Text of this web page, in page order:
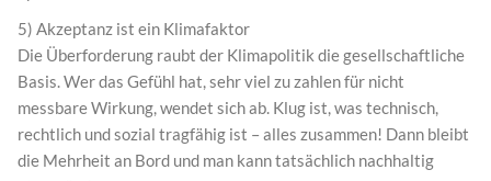
5) Akzeptanz ist ein Klimafaktor
Die Überforderung raubt der Klimapolitik die gesellschaftliche
Basis. Wer das Gefühl hat, sehr viel zu zahlen für nicht
messbare Wirkung, wendet sich ab. Klug ist, was technisch,
rechtlich und sozial tragfähig ist – alles zusammen! Dann bleibt
die Mehrheit an Bord und man kann tatsächlich nachhaltig